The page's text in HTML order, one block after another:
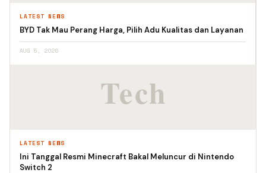
LATEST NEWS
BYD Tak Mau Perang Harga, Pilih Adu Kualitas dan Layanan
AUG 5, 2026
LATEST NEWS
Ini Tanggal Resmi Minecraft Bakal Meluncur di Nintendo
Switch 2